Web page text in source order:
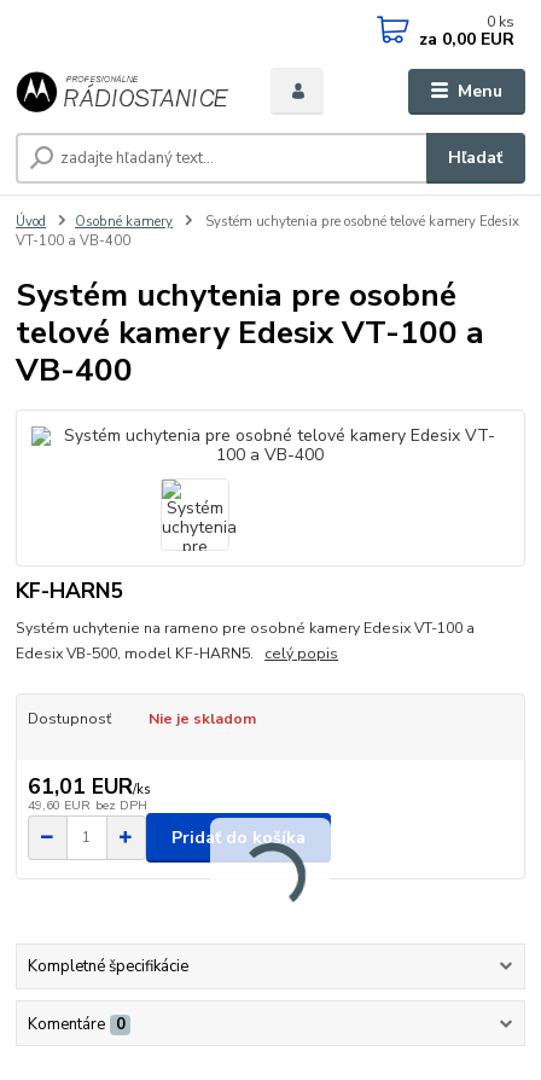
Menu
Hľadať
0 ks
za 0,00 EUR
Úvod Osobné kamery
Systém uchytenia pre osobné telové kamery Edesix
VT-100 a VB-400
Systém uchytenia pre osobné
telové kamery Edesix VT-100 a
VB-400
KF-HARN5
Systém uchytenie na rameno pre osobné kamery Edesix VT-100 a
Edesix VB-500, model KF-HARN5. celý popis
Dostupnosť Nie je skladom
61,01 EUR/ks
49,60 EUR bez DPH
Pridať do košíka
Kompletné špecifikácie
Komentáre 0